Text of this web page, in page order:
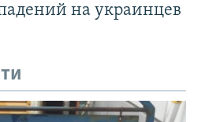
на украинцев